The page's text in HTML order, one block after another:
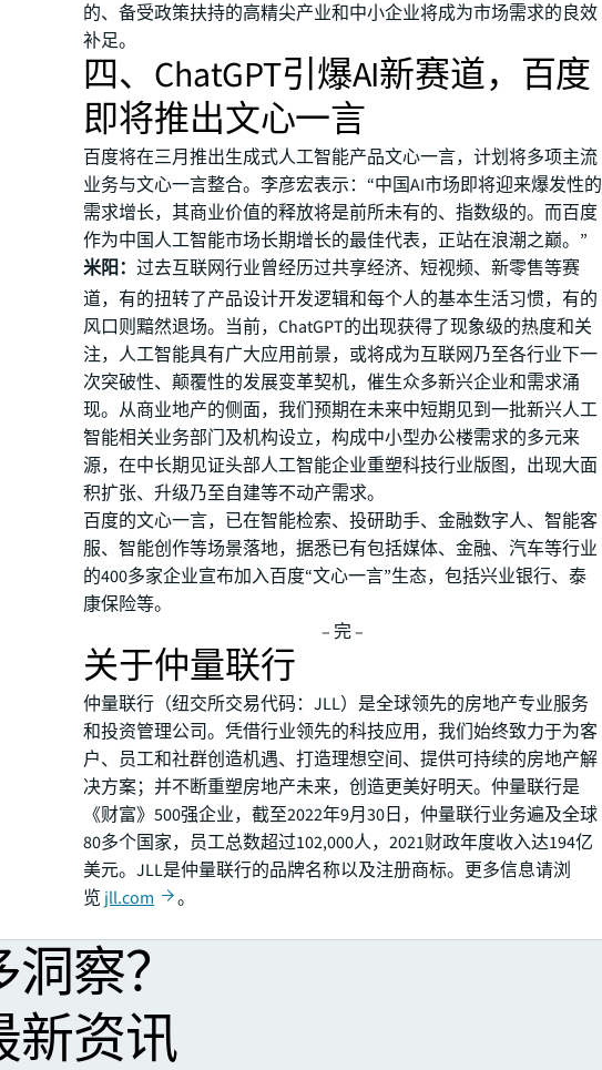
的、备受政策扶持的高精尖产业和中小企业将成为市场需求的良效
补足。
四、ChatGPT引爆AI新赛道，百度
即将推出文心一言
百度将在三月推出生成式人工智能产品文心一言，计划将多项主流
业务与文心一言整合。李彦宏表示：“中国AI市场即将迎来爆发性的
需求增长，其商业价值的释放将是前所未有的、指数级的。而百度
作为中国人工智能市场长期增长的最佳代表，正站在浪潮之巅。”
米阳：过去互联网行业曾经历过共享经济、短视频、新零售等赛
道，有的扭转了产品设计开发逻辑和每个人的基本生活习惯，有的
风口则黯然退场。当前，ChatGPT的出现获得了现象级的热度和关
注，人工智能具有广大应用前景，或将成为互联网乃至各行业下一
次突破性、颠覆性的发展变革契机，催生众多新兴企业和需求涌
现。从商业地产的侧面，我们预期在未来中短期见到一批新兴人工
智能相关业务部门及机构设立，构成中小型办公楼需求的多元来
源，在中长期见证头部人工智能企业重塑科技行业版图，出现大面
积扩张、升级乃至自建等不动产需求。
百度的文心一言，已在智能检索、投研助手、金融数字人、智能客
服、智能创作等场景落地，据悉已有包括媒体、金融、汽车等行业
的400多家企业宣布加入百度“文心一言”生态，包括兴业银行、泰
康保险等。
– 完 –
关于仲量联行
仲量联行（纽交所交易代码：JLL）是全球领先的房地产专业服务
和投资管理公司。凭借行业领先的科技应用，我们始终致力于为客
户、员工和社群创造机遇、打造理想空间、提供可持续的房地产解
决方案；并不断重塑房地产未来，创造更美好明天。仲量联行是
《财富》500强企业，截至2022年9月30日，仲量联行业务遍及全球
80多个国家，员工总数超过102,000人，2021财政年度收入达194亿
美元。JLL是仲量联行的品牌名称以及注册商标。更多信息请浏
览 jll.com 。
察？
新资讯